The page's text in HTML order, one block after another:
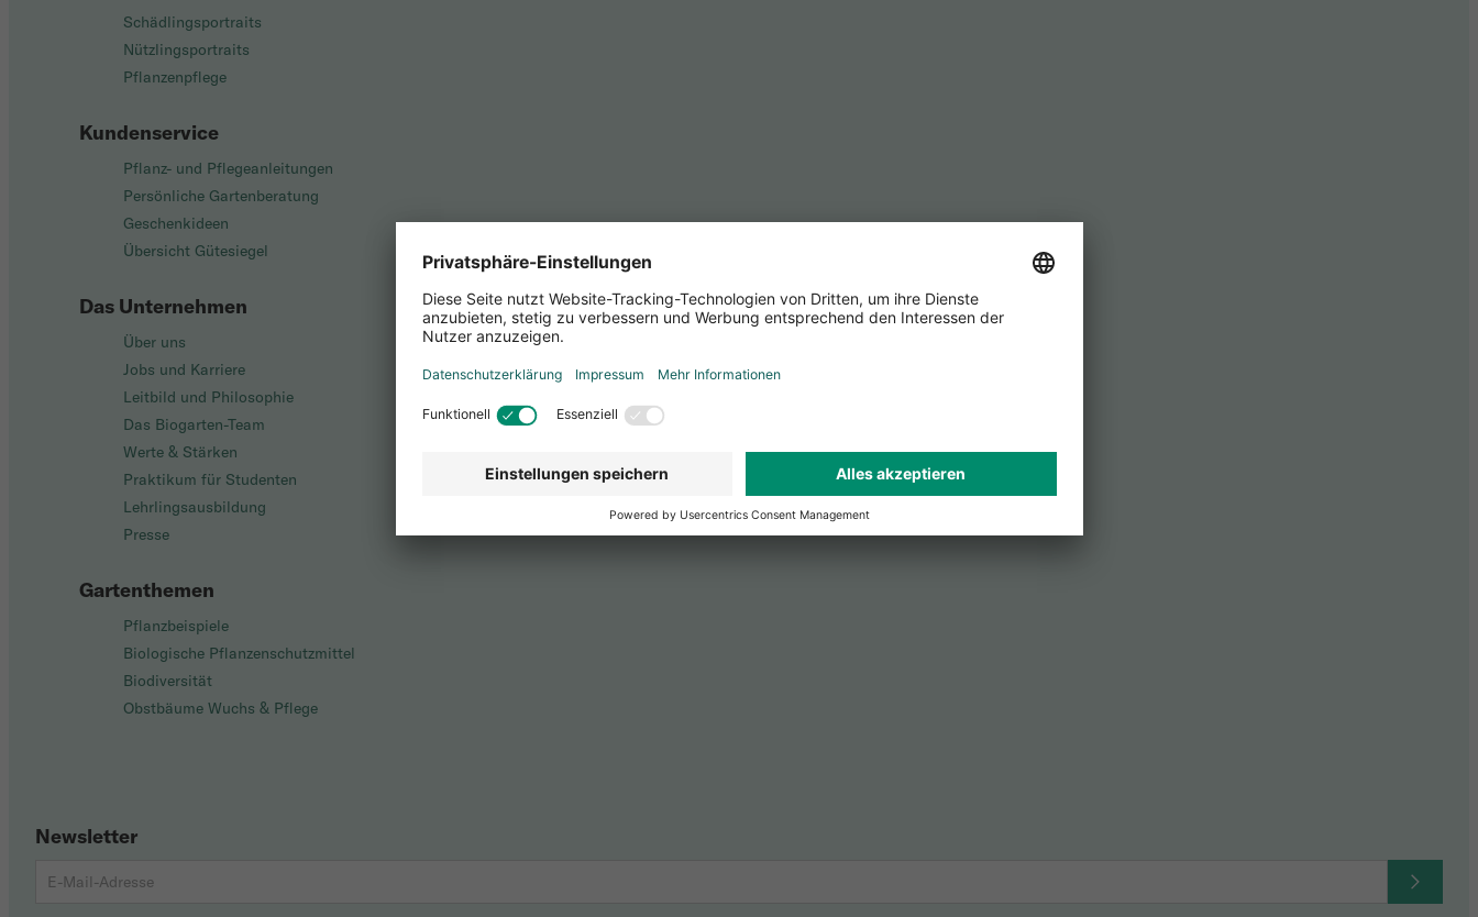
Schädlingsportraits
Nützlingsportraits
Pflanzenpflege
Kundenservice
Pflanz- und Pflegeanleitungen
Persönliche Gartenberatung
Geschenkideen
Übersicht Gütesiegel
Das Unternehmen
Über uns
Jobs und Karriere
Leitbild und Philosophie
Das Biogarten-Team
Werte & Stärken
Praktikum für Studenten
Lehrlingsausbildung
Presse
Gartenthemen
Pflanzbeispiele
Biologische Pflanzenschutzmittel
Biodiversität
Obstbäume Wuchs & Pflege
Newsletter